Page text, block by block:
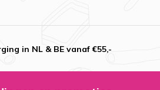
in NL & BE vanaf €55,-